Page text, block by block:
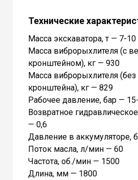
Технические
Масса экскаватора, т — 7-10
Масса виброрыхлителя (с
кронштейном), кг — 930
Масса виброрыхлителя (без
кронштейна), кг — 829
Рабочее давление, бар —
Возвратное
— 0,6
Давление в аккумуляторе,
Поток масла, л/мин — 60
Частота, об./мин — 1500
Длина, мм — 1800